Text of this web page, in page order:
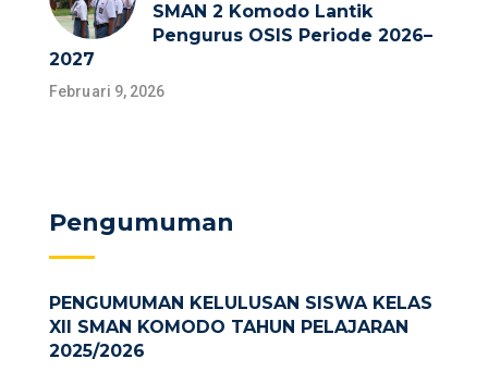
SMAN 2 Komodo Lantik
Pengurus OSIS Periode 2026–
2027
Februari 9, 2026
Pengumuman
PENGUMUMAN KELULUSAN SISWA KELAS
XII SMAN KOMODO TAHUN PELAJARAN
2025/2026